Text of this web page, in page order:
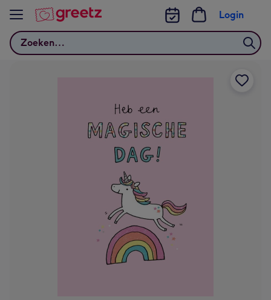
Bekijk meer
Zoeken
Login